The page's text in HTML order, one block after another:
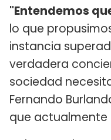
"Entendemos
lo que
instancia
verdadera
sociedad
Fernando
que actualmente